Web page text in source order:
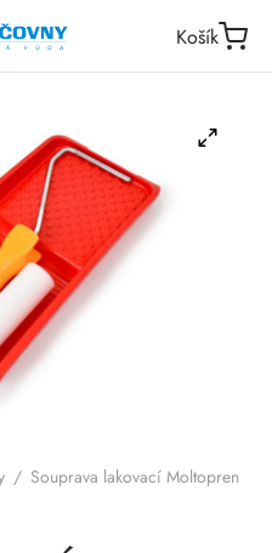
Košík
/ Souprava lakovací Moltopren